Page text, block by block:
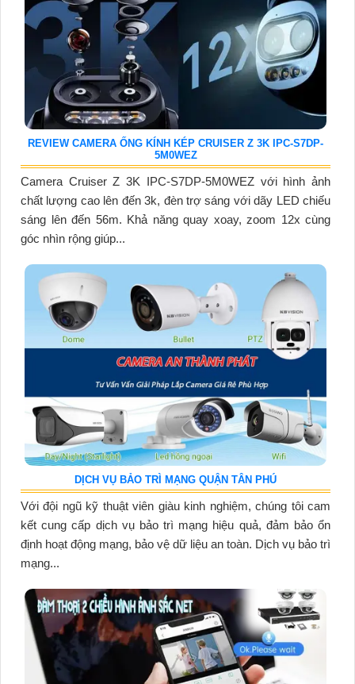
REVIEW CAMERA ỐNG KÍNH KÉP CRUISER Z 3K IPC-S7DP-
5M0WEZ
Camera Cruiser Z 3K IPC-S7DP-5M0WEZ với hình ảnh
chất lượng cao lên đến 3k, đèn trợ sáng với dãy LED chiếu
sáng lên đến 56m. Khả năng quay xoay, zoom 12x cùng
góc nhìn rộng giúp...
DỊCH VỤ BẢO TRÌ MẠNG QUẬN TÂN PHÚ
Với đội ngũ kỹ thuật viên giàu kinh nghiệm, chúng tôi cam
kết cung cấp dịch vụ bảo trì mạng hiệu quả, đảm bảo ổn
định hoạt động mạng, bảo vệ dữ liệu an toàn. Dịch vụ bảo trì
mạng...